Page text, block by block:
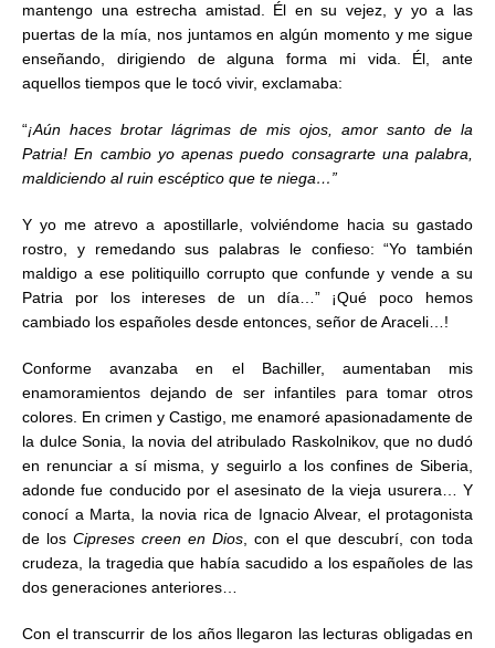
mantengo una estrecha amistad. Él en su vejez, y yo a las
puertas de la mía, nos juntamos en algún momento y me sigue
enseñando, dirigiendo de alguna forma mi vida. Él, ante
aquellos tiempos que le tocó vivir, exclamaba:
“¡Aún haces brotar lágrimas de mis ojos, amor santo de la
Patria! En cambio yo apenas puedo consagrarte una palabra,
maldiciendo al ruin escéptico que te niega…”
Y yo me atrevo a apostillarle, volviéndome hacia su gastado
rostro, y remedando sus palabras le confieso: “Yo también
maldigo a ese politiquillo corrupto que confunde y vende a su
Patria por los intereses de un día…” ¡Qué poco hemos
cambiado los españoles desde entonces, señor de Araceli…!
Conforme avanzaba en el Bachiller, aumentaban mis
enamoramientos dejando de ser infantiles para tomar otros
colores. En crimen y Castigo, me enamoré apasionadamente de
la dulce Sonia, la novia del atribulado Raskolnikov, que no dudó
en renunciar a sí misma, y seguirlo a los confines de Siberia,
adonde fue conducido por el asesinato de la vieja usurera… Y
conocí a Marta, la novia rica de Ignacio Alvear, el protagonista
de los Cipreses creen en Dios , con el que descubrí, con toda
crudeza, la tragedia que había sacudido a los españoles de las
dos generaciones anteriores…
Con el transcurrir de los años llegaron las lecturas obligadas en